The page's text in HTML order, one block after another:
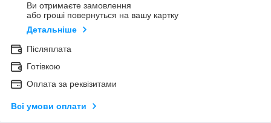
Ви отримаєте замовлення
або гроші повернуться на вашу картку
Детальніше
Післяплата
Готівкою
Оплата за реквізитами
Всі умови оплати